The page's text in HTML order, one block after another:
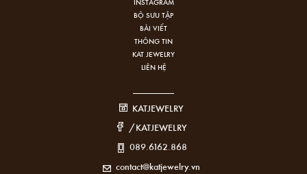
BỘ SƯU TẬP
BÀI VIẾT
THÔNG TIN
KAT JEWELRY
LIÊN HỆ
KATJEWELRY
/KATJEWELRY
089.6162.868
contact@katjewelry.vn